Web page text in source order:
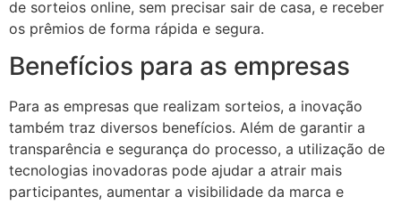
de sorteios online, sem precisar sair de casa, e receber
os prêmios de forma rápida e segura.
Benefícios para as empresas
Para as empresas que realizam sorteios, a inovação
também traz diversos benefícios. Além de garantir a
transparência e segurança do processo, a utilização de
tecnologias inovadoras pode ajudar a atrair mais
participantes, aumentar a visibilidade da marca e